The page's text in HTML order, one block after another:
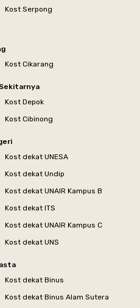
Kost Serpong
Kost Cikarang
Kost Depok
Kost Cibinong
Kost dekat UNESA
Kost dekat Undip
Kost dekat UNAIR Kampus B
Kost dekat ITS
Kost dekat UNAIR Kampus C
Kost dekat UNS
Kost dekat Binus
Kost dekat Binus Alam Sutera